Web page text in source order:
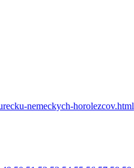
nemeckych-horolezcov.html